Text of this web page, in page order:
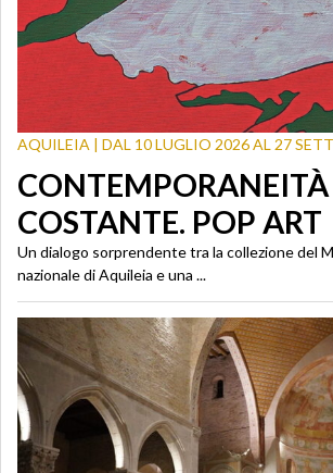
AQUILEIA | DAL 10 LUGLIO 2026 AL 27
CONTEMPORANEITÀ
COSTANTE. POP ART
Un dialogo sorprendente tra la collezione del
nazionale di Aquileia e una ...